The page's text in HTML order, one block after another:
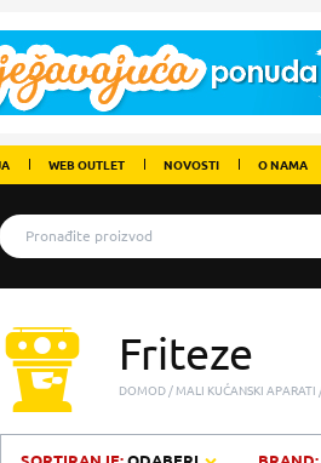
WEB OUTLET NOVOSTI O NAMA
Friteze
DOMOD MALI KUĆANSKI APARATI